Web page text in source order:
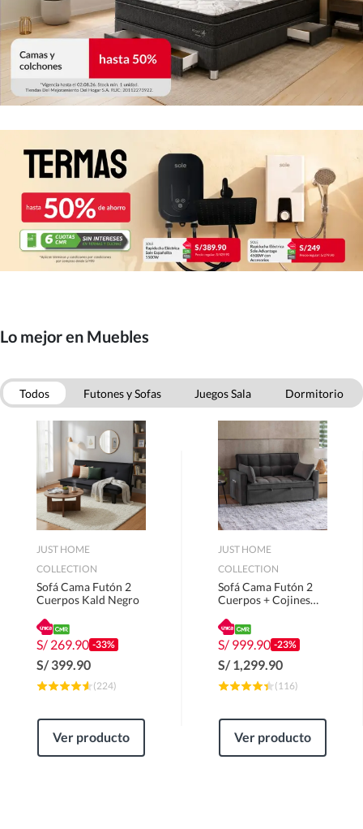
Lo mejor en Muebles
Todos Futones y Sofas Juegos Sala
Dormitorio
Muebles Cocina
JUST HOME
COLLECTION
Sofá Cama Futón 2
Cuerpos Kald Negro
S/ 269.90 -33%
S/399.90
(224)
Ver producto
JUST HOME
COLLECTION
Sofá Cama Futón 2
Cuerpos + Cojines
S/ 999.90 -23%
S/1,299.90
(116)
Ver producto